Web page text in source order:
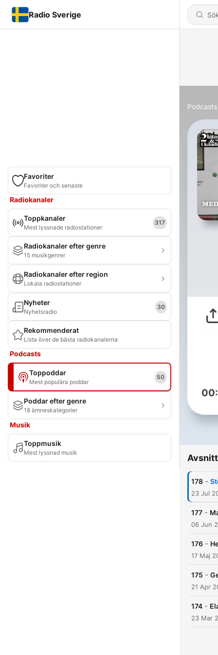
Radio Sverige
Favoriter
Favoriter och senaste
Radiokanaler
Toppkanaler
Mest lyssnade radiostationer
317
Radiokanaler efter genre
15 musikgenrer
Radiokanaler efter region
Lokala radiostationer
Nyheter
Nyhetsradio
30
Rekommenderat
Lista över de bästa radiokanalerna
Podcasts
Toppoddar
Mest populära poddar
50
Poddar efter genre
18 ämneskategorier
Musik
Toppmusik
Mest lyssnad musik
Podcasts
Avsnitt
178 -
23 Jul
177 -
06 Jun
176 -
17 Maj
175 -
21 Apr
174 -
23 Mar